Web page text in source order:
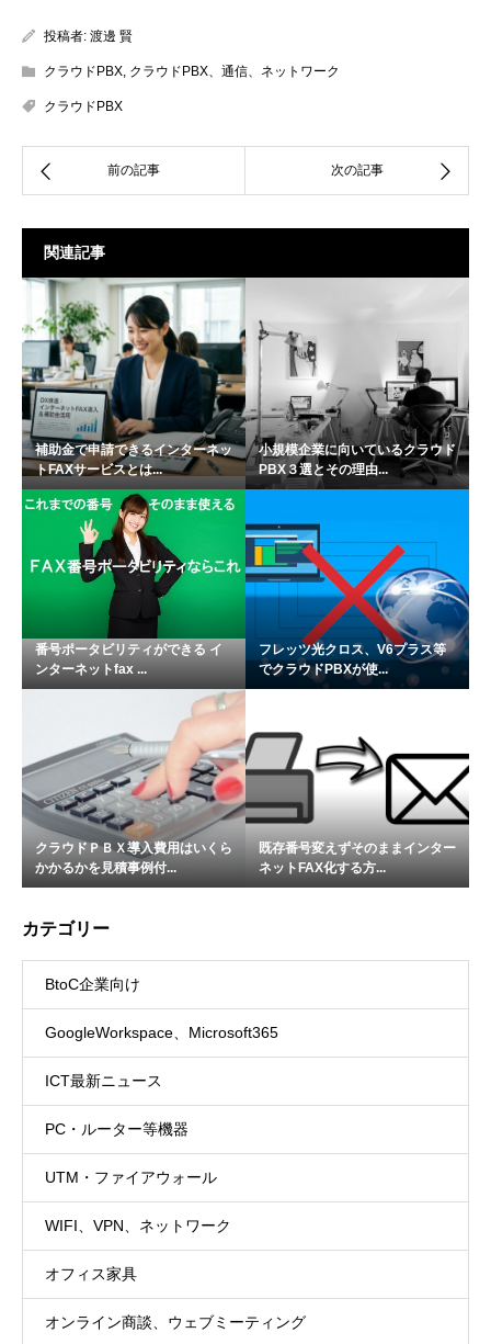
投稿者: 渡邊 賢
クラウドPBX, クラウドPBX、通信、ネットワーク
クラウドPBX
関連記事
補助金で申請できるインターネッ
トFAXサービスとは...
小規模企業に向いているクラウド
PBX３選とその理由...
番号ポータビリティができる イ
ンターネットfax ...
フレッツ光クロス、V6プラス等
でクラウドPBXが使...
クラウドＰＢＸ導入費用はいくら
かかるかを見積事例付...
既存番号変えずそのままインター
ネットFAX化する方...
カテゴリー
BtoC企業向け
GoogleWorkspace、Microsoft365
ICT最新ニュース
PC・ルーター等機器
UTM・ファイアウォール
WIFI、VPN、ネットワーク
オフィス家具
オンライン商談、ウェブミーティング